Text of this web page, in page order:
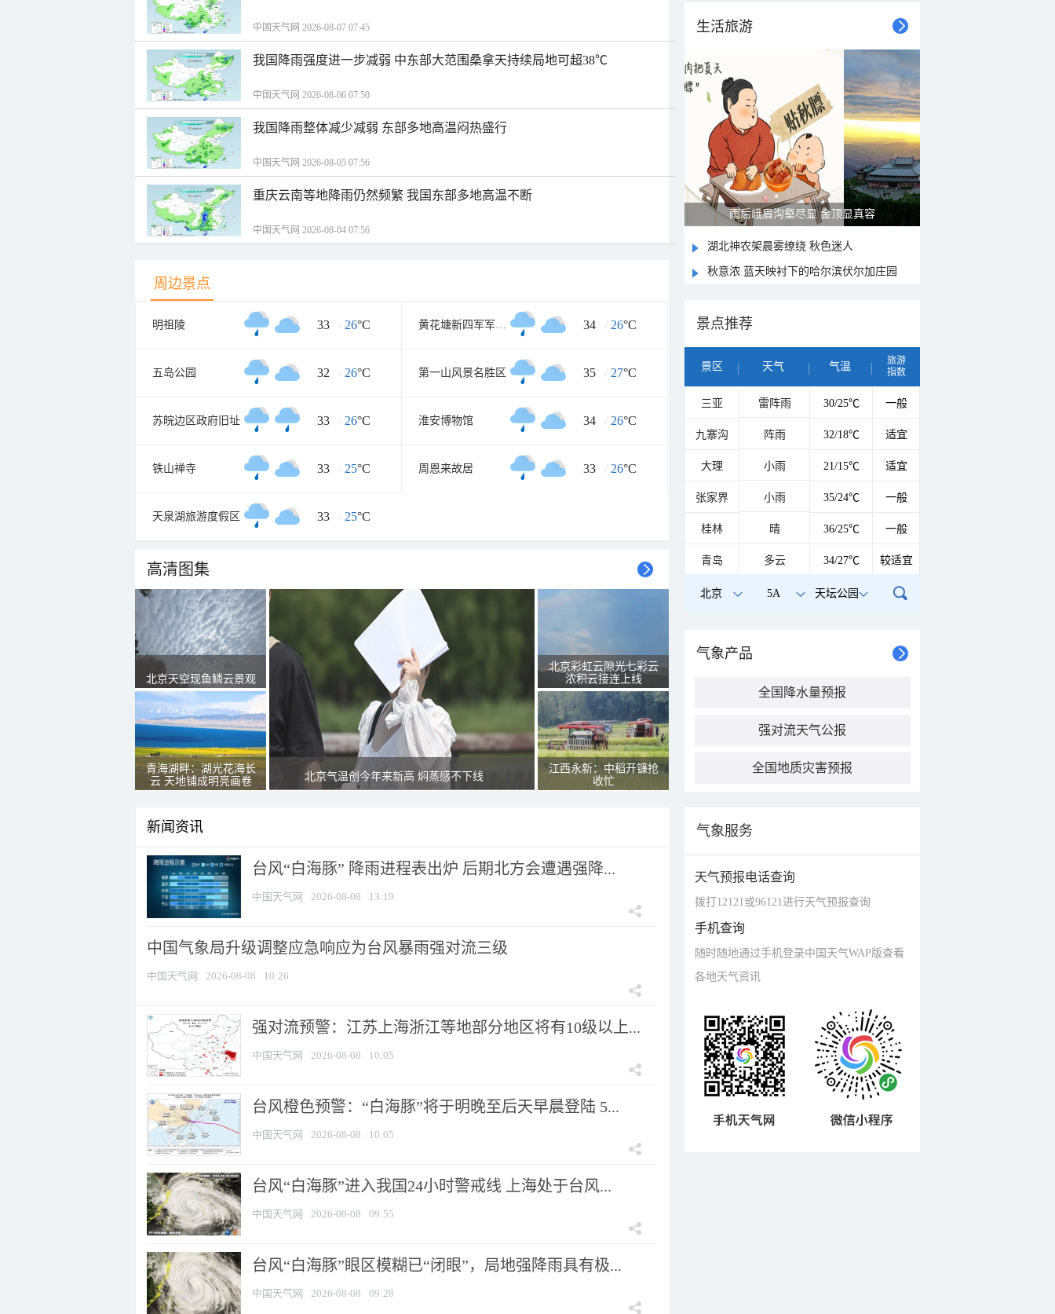
中国天气网 2026-08-07 07:45
我国降雨强度进一步减弱 中东部大范围桑拿天持续局地可超38℃
中国天气网 2026-08-06 07:50
我国降雨整体减少减弱 东部多地高温闷热盛行
中国天气网 2026-08-05 07:56
重庆云南等地降雨仍然频繁 我国东部多地高温不断
中国天气网 2026-08-04 07:56
周边景点
明祖陵 33 / 26°C 黄花塘新四军军部纪念馆 34 / 26°C
五岛公园 32 / 26°C 第一山风景名胜区 35 / 27°C
苏皖边区政府旧址 33 / 26°C 淮安博物馆 34 / 26°C
铁山禅寺 33 / 25°C 周恩来故居 33 / 26°C
天泉湖旅游度假区 33 / 25°C
高清图集
北京天空现鱼鳞云景观
青海湖畔：湖光花海长
云 天地铺成明亮画卷
北京气温创今年来新高 焖蒸感不下线
北京彩虹云隙光七彩云
浓积云接连上线
江西永新：中稻开镰抢
收忙
新闻资讯
台风“白海豚” 降雨进程表出炉 后期北方会遭遇强降...
中国天气网 2026-08-08 13:19
中国气象局升级调整应急响应为台风暴雨强对流三级
中国天气网 2026-08-08 10:26
强对流预警：江苏上海浙江等地部分地区将有10级以上...
中国天气网 2026-08-08 10:05
台风橙色预警：“白海豚”将于明晚至后天早晨登陆 5...
中国天气网 2026-08-08 10:05
台风“白海豚”进入我国24小时警戒线 上海处于台风...
中国天气网 2026-08-08 09:55
台风“白海豚”眼区模糊已“闭眼”，局地强降雨具有极...
中国天气网 2026-08-08 09:28
生活旅游
雨后峨眉沟壑尽显 金顶显真容
湖北神农架晨雾缭绕 秋色迷人
秋意浓 蓝天映衬下的哈尔滨伏尔加庄园
景点推荐
景区 天气 气温
旅游
指数
三亚 雷阵雨 30/25℃ 一般
九寨沟 阵雨 32/18℃ 适宜
大理 小雨 21/15℃ 适宜
张家界 小雨 35/24℃ 一般
桂林 晴 36/25℃ 一般
青岛 多云 34/27℃ 较适宜
北京 5A 天坛公园
气象产品
全国降水量预报
强对流天气公报
全国地质灾害预报
气象服务
天气预报电话查询
拨打12121或96121进行天气预报查询
手机查询
随时随地通过手机登录中国天气WAP版查看
各地天气资讯